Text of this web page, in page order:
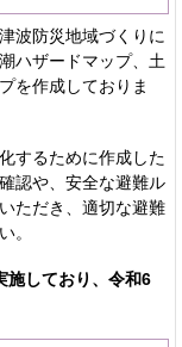
波防災地域づくりに
ハザードマップ、土
を作成しておりま
するために作成した
認や、安全な避難ル
ただき、適切な避難
。
施しており、令和6